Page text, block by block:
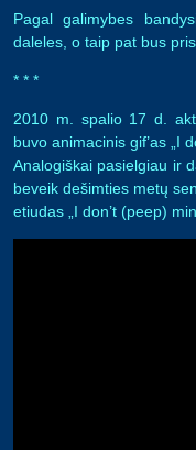
Pagal galimybes
daleles, o taip pat bus
* * *
2010 m. spalio 17 d.
buvo animacinis gif’as „I
Analogiškai pasielgiau ir
beveik dešimties metų
etiudas „I don’t (peep)